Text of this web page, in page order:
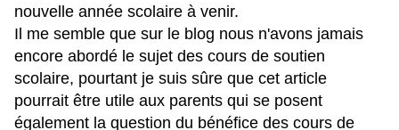
nouvelle année scolaire à venir.
Il me semble que sur le blog nous n'avons jamais
encore abordé le sujet des cours de soutien
scolaire, pourtant je suis sûre que cet article
pourrait être utile aux parents qui se posent
également la question du bénéfice des cours de